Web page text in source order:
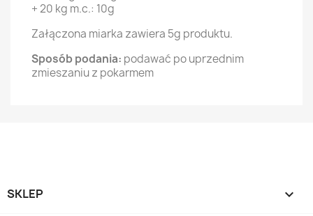
+ 20 kg m.c.: 10g
Załączona miarka zawiera 5g produktu.
Sposób podania: podawać po uprzednim
zmieszaniu z pokarmem
SKLEP 